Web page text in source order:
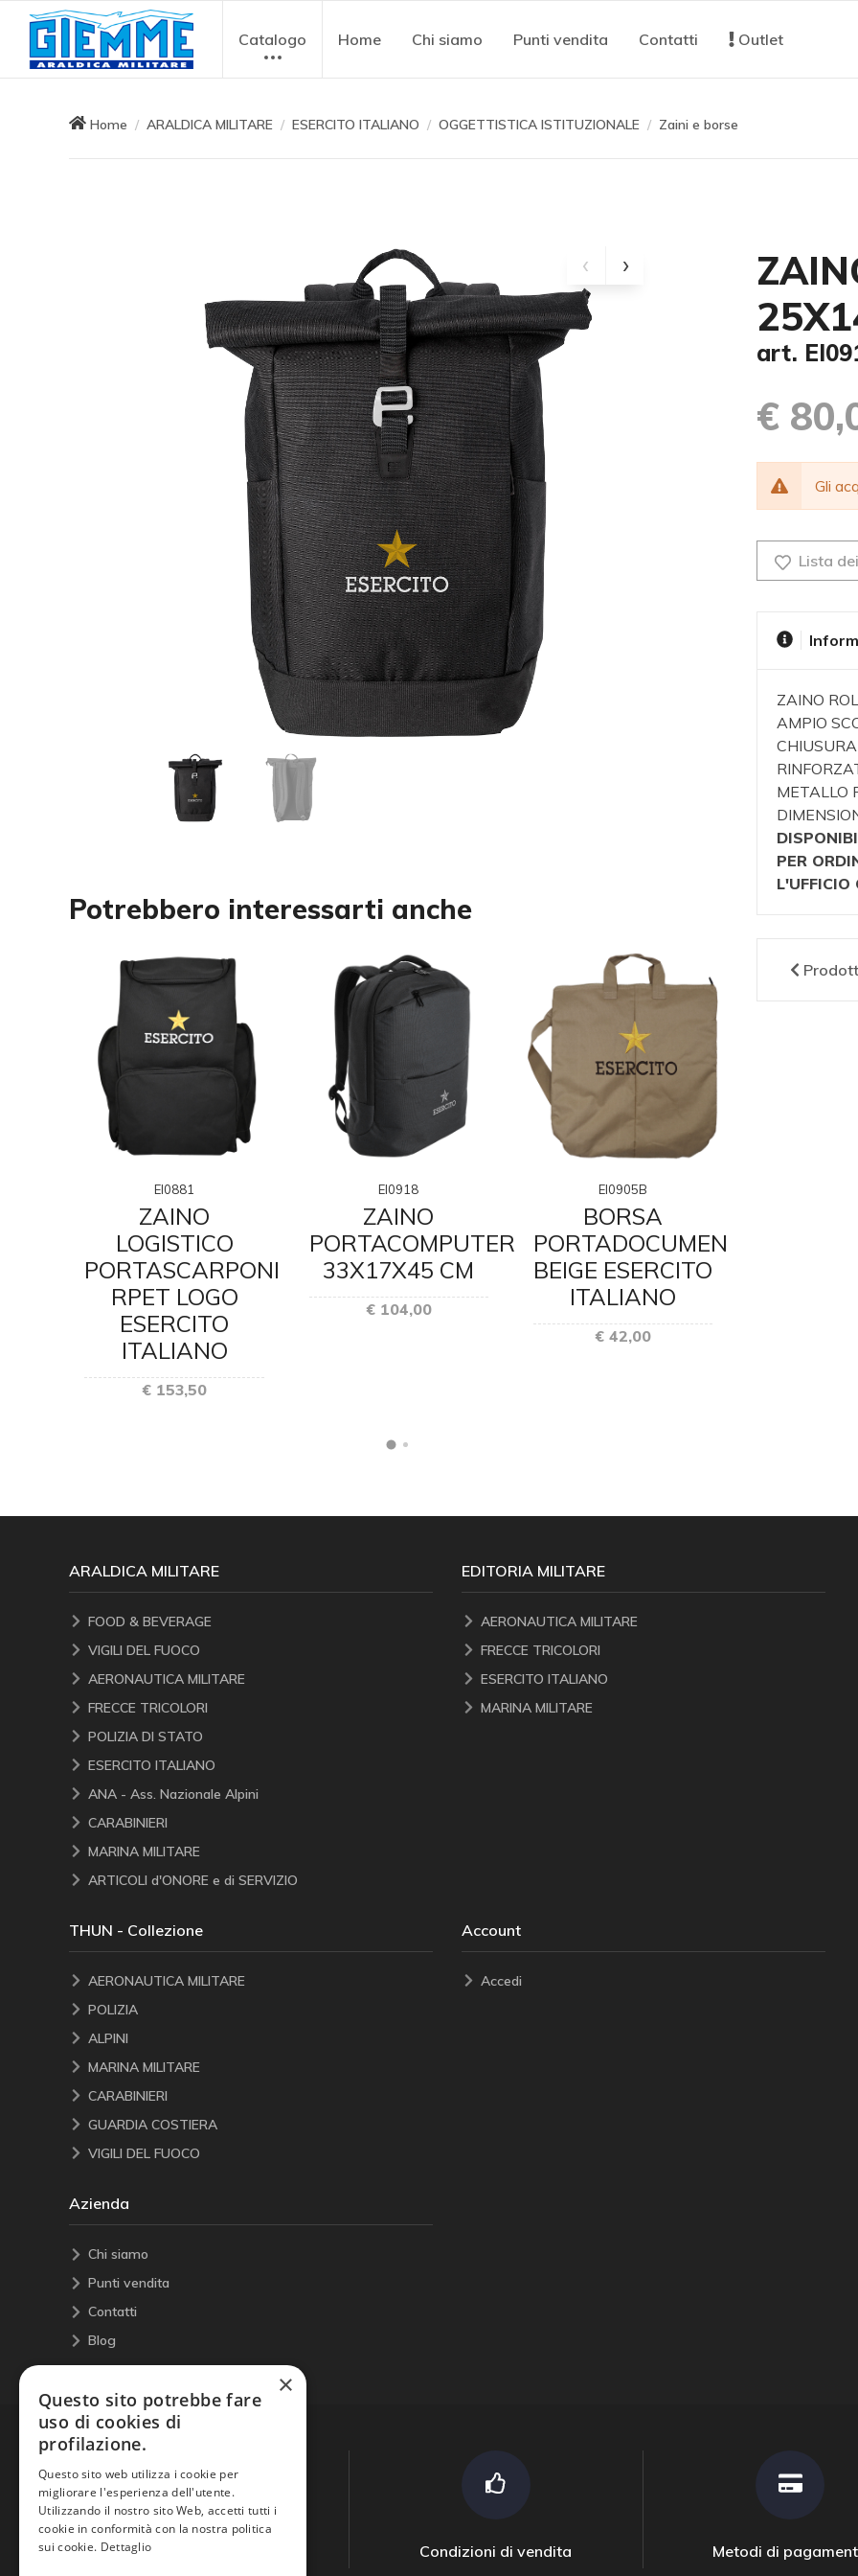
Catalogo Home Chi siamo Punti vendita Contatti Outlet
Home ARALDICA MILITARE ESERCITO ITALIANO OGGETTISTICA ISTITUZIONALE Zaini e borse
Potrebbero interessarti anche
EI0881
ZAINO
LOGISTICO
PORTASCARPONI
RPET LOGO
ESERCITO
ITALIANO
€ 153,50
EI0918
ZAINO
PORTACOMPUTER
33X17X45 CM
€ 104,00
EI0905B
BORSA
PORTADOCUMENTI
BEIGE ESERCITO
ITALIANO
€ 42,00
art.
€
Gli
Lista
ZAINO
AMPIO
METALLO
PER
L'UFFICIO
ARALDICA MILITARE
FOOD & BEVERAGE
VIGILI DEL FUOCO
AERONAUTICA MILITARE
FRECCE TRICOLORI
POLIZIA DI STATO
ESERCITO ITALIANO
ANA - Ass. Nazionale Alpini
CARABINIERI
MARINA MILITARE
ARTICOLI d'ONORE e di SERVIZIO
EDITORIA MILITARE
AERONAUTICA MILITARE
FRECCE TRICOLORI
ESERCITO ITALIANO
MARINA MILITARE
THUN - Collezione
AERONAUTICA MILITARE
POLIZIA
ALPINI
MARINA MILITARE
CARABINIERI
GUARDIA COSTIERA
VIGILI DEL FUOCO
Account
Accedi
Azienda
Chi siamo
Punti vendita
Contatti
Blog
Guida all'acquisto Condizioni di vendita Metodi di
×
Questo sito potrebbe fare
uso di cookies di
profilazione.
Questo sito web utilizza i cookie per
migliorare l'esperienza dell'utente.
Utilizzando il nostro sito Web, accetti tutti i
cookie in conformità con la nostra politica
sui cookie. Dettaglio